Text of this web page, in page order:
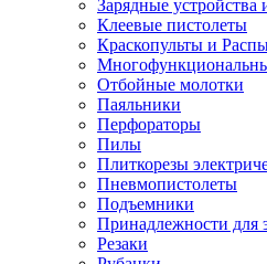
Зарядные
Клеевые пистолеты
Краскопульты и
Отбойные молотки
Паяльники
Перфораторы
Пилы
Плиткорезы
Пневмопистолеты
Подъемники
Принадлежности для
Резаки